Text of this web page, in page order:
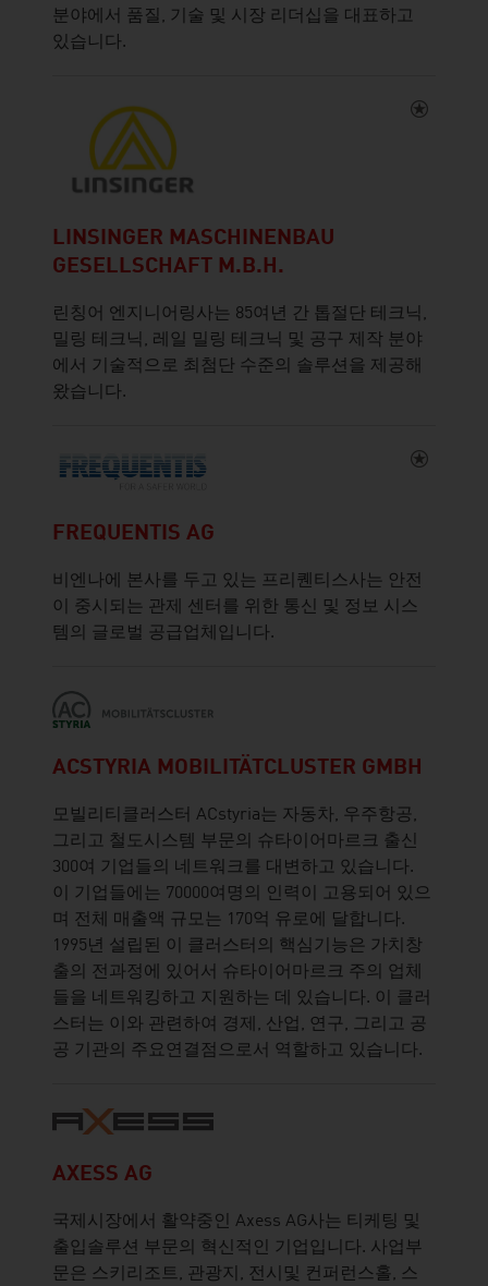
분야에서 품질, 기술 및 시장 리더십을 대표하고
있습니다.
LINSINGER MASCHINENBAU
GESELLSCHAFT M.B.H.
린칭어 엔지니어링사는 85여년 간 톱절단 테크닉,
밀링 테크닉, 레일 밀링 테크닉 및 공구 제작 분야
에서 기술적으로 최첨단 수준의 솔루션을 제공해
왔습니다.
FREQUENTIS AG
비엔나에 본사를 두고 있는 프리퀜티스사는 안전
이 중시되는 관제 센터를 위한 통신 및 정보 시스
템의 글로벌 공급업체입니다.
ACSTYRIA MOBILITÄTCLUSTER GMBH
모빌리티클러스터 ACstyria는 자동차, 우주항공,
그리고 철도시스템 부문의 슈타이어마르크 출신
300여 기업들의 네트워크를 대변하고 있습니다.
이 기업들에는 70000여명의 인력이 고용되어 있으
며 전체 매출액 규모는 170억 유로에 달합니다.
1995년 설립된 이 클러스터의 핵심기능은 가치창
출의 전과정에 있어서 슈타이어마르크 주의 업체
들을 네트워킹하고 지원하는 데 있습니다. 이 클러
스터는 이와 관련하여 경제, 산업, 연구, 그리고 공
공 기관의 주요연결점으로서 역할하고 있습니다.
AXESS AG
국제시장에서 활약중인 Axess AG사는 티케팅 및
출입솔루션 부문의 혁신적인 기업입니다. 사업부
문은 스키리조트, 관광지, 전시및 컨퍼런스홀, 스